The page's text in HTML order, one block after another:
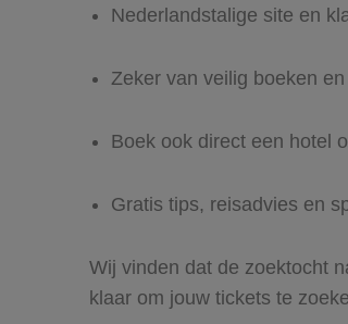
Nederlandstalige site en
Zeker van veilig boeken
Boek ook direct een hotel
Gratis tips, reisadvies en
Wij vinden dat de zoektocht
klaar om jouw tickets te